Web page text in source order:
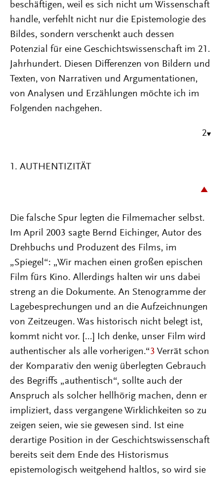
beschäftigen, weil es sich nicht um Wissenschaft
handle, verfehlt nicht nur die Epistemologie des
Bildes, sondern verschenkt auch dessen
Potenzial für eine Geschichtswissenschaft im 21.
Jahrhundert. Diesen Differenzen von Bildern und
Texten, von Narrativen und Argumentationen,
von Analysen und Erzählungen möchte ich im
Folgenden nachgehen.
2
1. AUTHENTIZITÄT
Die falsche Spur legten die Filmemacher selbst.
Im April 2003 sagte Bernd Eichinger, Autor des
Drehbuchs und Produzent des Films, im
„Spiegel“: „Wir machen einen großen epischen
Film fürs Kino. Allerdings halten wir uns dabei
streng an die Dokumente. An Stenogramme der
Lagebesprechungen und an die Aufzeichnungen
von Zeitzeugen. Was historisch nicht belegt ist,
kommt nicht vor. [...] Ich denke, unser Film wird
authentischer als alle vorherigen.“3 Verrät schon
der Komparativ den wenig überlegten Gebrauch
des Begriffs „authentisch“, sollte auch der
Anspruch als solcher hellhörig machen, denn er
impliziert, dass vergangene Wirklichkeiten so zu
zeigen seien, wie sie gewesen sind. Ist eine
derartige Position in der Geschichtswissenschaft
bereits seit dem Ende des Historismus
epistemologisch weitgehend haltlos, so wird sie